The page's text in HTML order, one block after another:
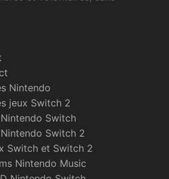
Nintendo
jeux Switch 2
Switch
Switch 2
Switch et Switch 2
Nintendo Music